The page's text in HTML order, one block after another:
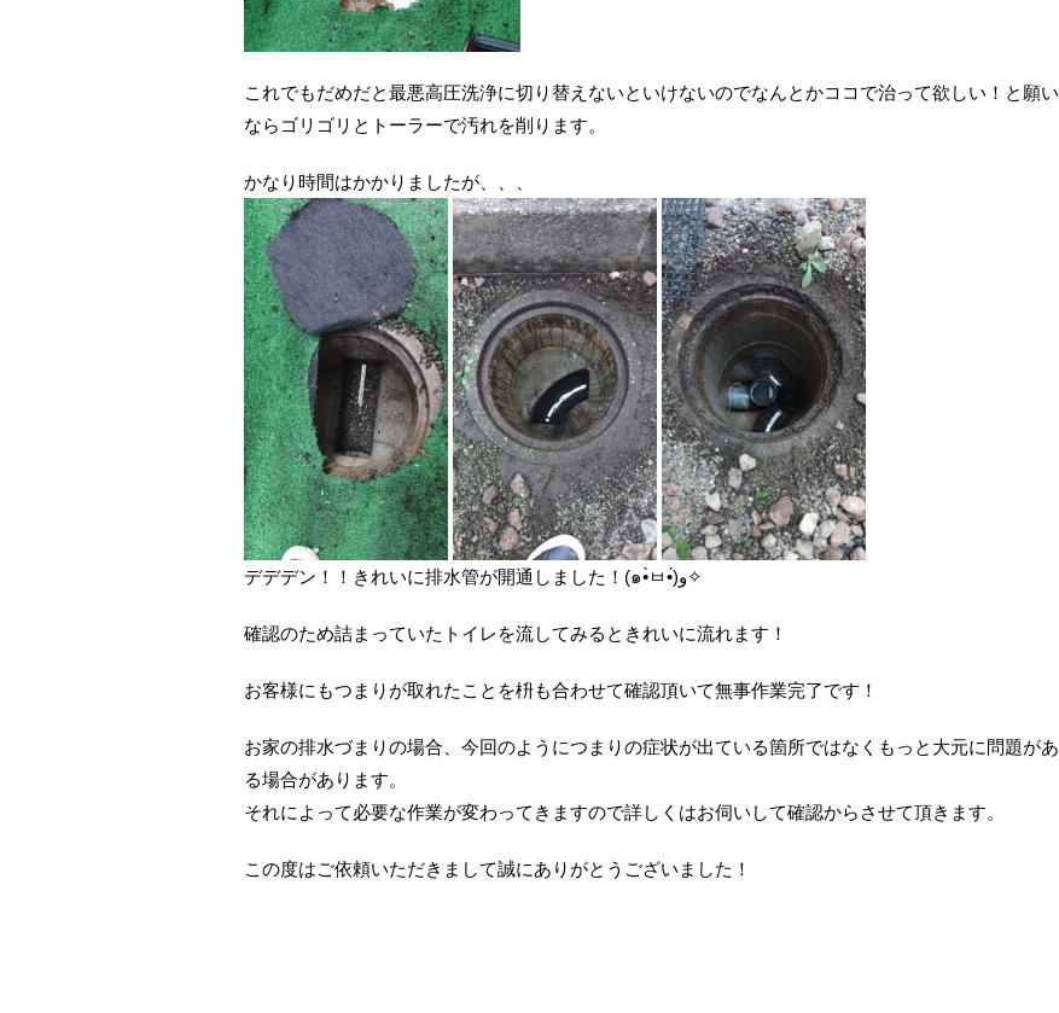
これでもだめだと最悪高圧洗浄に切り替えないといけないのでなんとかココで治って欲しい！と願い
ならゴリゴリとトーラーで汚れを削ります。
かなり時間はかかりましたが、、、
デデデン！！きれいに排水管が開通しました！(๑•̀ㅂ•́)و✧
確認のため詰まっていたトイレを流してみるときれいに流れます！
お客様にもつまりが取れたことを枡も合わせて確認頂いて無事作業完了です！
お家の排水づまりの場合、今回のようにつまりの症状が出ている箇所ではなくもっと大元に問題があ
る場合があります。
それによって必要な作業が変わってきますので詳しくはお伺いして確認からさせて頂きます。
この度はご依頼いただきまして誠にありがとうございました！